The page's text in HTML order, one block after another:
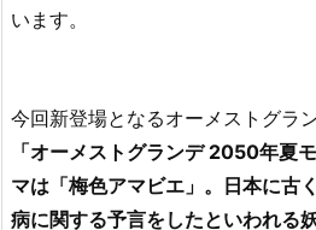
います。
今回新登場となるオーメストグラ
「オーメストグランデ 2050年夏モ
マは「梅色アマビエ」。日本に古
病に関する予言をしたといわれる